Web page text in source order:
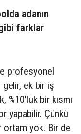
adanın
farklar
profesyonel
gelir, ek bir iş
%10'luk bir kısmı
yapabilir. Çünkü
ortam yok. Bir de